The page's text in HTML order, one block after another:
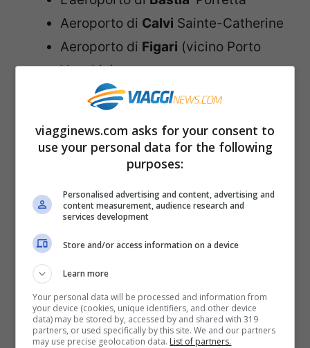
Aeroporto di Calvi Sainte-Catherine
Aeroporto di Figari (vicino Porto
Vecchio)
Le compagnie che hanno voli per la
Corsica, soprattutto in estate, sono Air
France, Air Corsica, dal Regno Unito
centro città o la località di destinazione, il
mezzo migliore è l’
All’aeroporto di Bastia c’è anche un
servizio di autobus per il centro città.
viagginews.com asks for your consent to
use your personal data for the following
purposes:
Personalised advertising and content, advertising and
content measurement, audience research and
services development
Store and/or access information on a device
Learn more
Your personal data will be processed and information from
your device (cookies, unique identifiers, and other device
data) may be stored by, accessed by and shared with 319
partners, or used specifically by this site. We and our partners
may use precise geolocation data. List of partners.